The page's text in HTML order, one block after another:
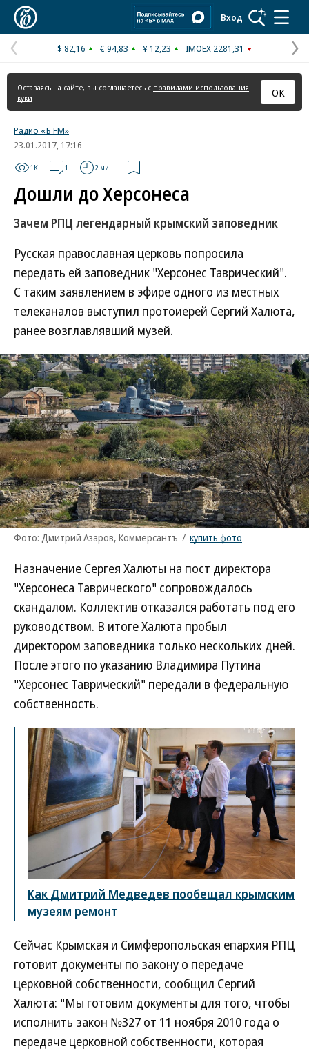
Вход
Предыдущая
страница
$ 82,16 € 94,83 ¥ 12,23 IMOEX 2281,31
Оставаясь на сайте, вы соглашаетесь с правилами использования
куки
ОК
Радио «Ъ FM»
23.01.2017, 17:16
1K 1 2 мин.
Дошли до Херсонеса
Зачем РПЦ легендарный крымский заповедник
Русская православная церковь попросила
передать ей заповедник "Херсонес Таврический".
С таким заявлением в эфире одного из местных
телеканалов выступил протоиерей Сергий Халюта,
ранее возглавлявший музей.
Фото: Дмитрий Азаров, Коммерсантъ / купить фото
Назначение Сергея Халюты на пост директора
"Херсонеса Таврического" сопровождалось
скандалом. Коллектив отказался работать под его
руководством. В итоге Халюта пробыл
директором заповедника только нескольких дней.
После этого по указанию Владимира Путина
"Херсонес Таврический" передали в федеральную
собственность.
Как Дмитрий Медведев пообещал крымским
музеям ремонт
Сейчас Крымская и Симферопольская епархия РПЦ
готовит документы по закону о передаче
церковной собственности, сообщил Сергий
Халюта: "Мы готовим документы для того, чтобы
исполнить закон №327 от 11 ноября 2010 года о
передаче церковной собственности, которая